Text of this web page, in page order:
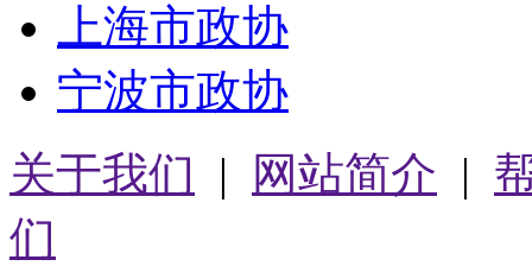
上海市政协
宁波市政协
关于我们 | 网站简介 |
们